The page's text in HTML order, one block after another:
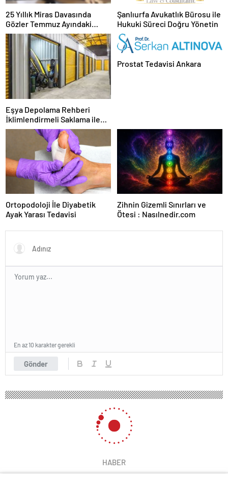
25 Yıllık Miras Davasında
Gözler Temmuz Ayındaki
Karar Duruşmasına Çevrildi
Şanlıurfa Avukatlık Bürosu ile
Hukuki Süreci Doğru Yönetin
Eşya Depolama Rehberi
İklimlendirmeli Saklama ile
Güvenli Kullanım
Prostat Tedavisi Ankara
Ortopodoloji İle Diyabetik
Ayak Yarası Tedavisi
Zihnin Gizemli Sınırları ve
Ötesi : Nasılnedir.com
Gönder
En az 10 karakter gerekli
HABER